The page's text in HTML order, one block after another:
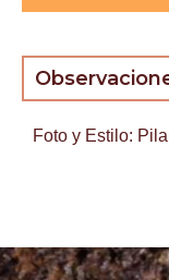
Foto y Estilo: